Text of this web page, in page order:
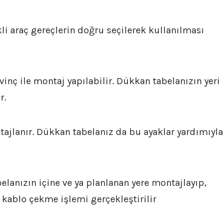
araç gereçlerin doğru seçilerek kullanılması
ile montaj yapılabilir. Dükkan tabelanızın yeri
Dükkan tabelanız da bu ayaklar yardımıyla
içine ve ya planlanan yere montajlayıp,
kablo çekme işlemi gerçekleştirilir